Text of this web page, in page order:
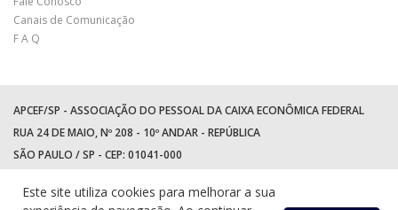
Canais de Comunicação
F A Q
APCEF/SP - ASSOCIAÇÃO DO PESSOAL DA CAIXA ECONÔMICA FEDERAL
RUA 24 DE MAIO, Nº 208 - 10º ANDAR - REPÚBLICA
SÃO PAULO / SP - CEP: 01041-000
WhatsApp: (11) 94597-5758
Este site utiliza cookies para melhorar a sua